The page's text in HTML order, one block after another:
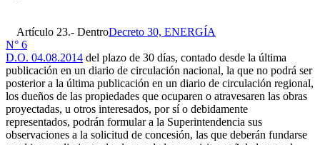
Artículo 23.- DentroDecreto 30, ENERGÍA
N° 6
D.O. 04.08.2014 del plazo de 30 días, contado desde la última
publicación en un diario de circulación nacional, la que no podrá ser
posterior a la última publicación en un diario de circulación regional,
los dueños de las propiedades que ocuparen o atravesaren las obras
proyectadas, u otros interesados, por sí o debidamente
representados, podrán formular a la Superintendencia sus
observaciones a la solicitud de concesión, las que deberán fundarse